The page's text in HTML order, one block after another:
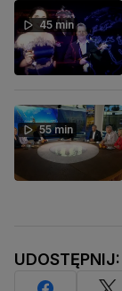
45 min
55 min
UDOSTĘPNIJ: